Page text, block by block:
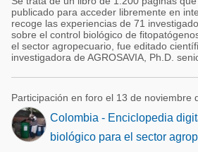
publicado para acceder libremente en
recoge las experiencias de 71
sobre el control biológico de
el sector agropecuario, fue editado
investigadora de AGROSAVIA, Ph.D.
Participación en foro el 13 de noviembre
Colombia - Enciclopedia
biológico para el sector